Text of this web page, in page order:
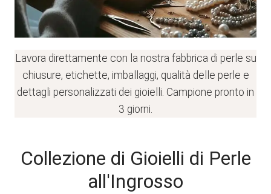
Lavora direttamente con la nostra fabbrica di perle su
chiusure, etichette, imballaggi, qualità delle perle e
dettagli personalizzati dei gioielli. Campione pronto in
3 giorni.
Collezione di Gioielli di Perle
all'Ingrosso